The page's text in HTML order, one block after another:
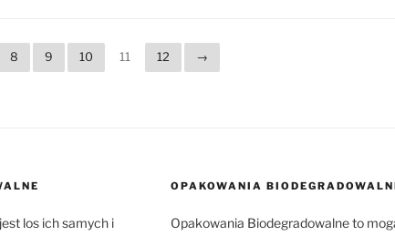
8 9 10 11 12 →
los ich samych i
OPAKOWANIA
Opakowania Biodegradowalne to